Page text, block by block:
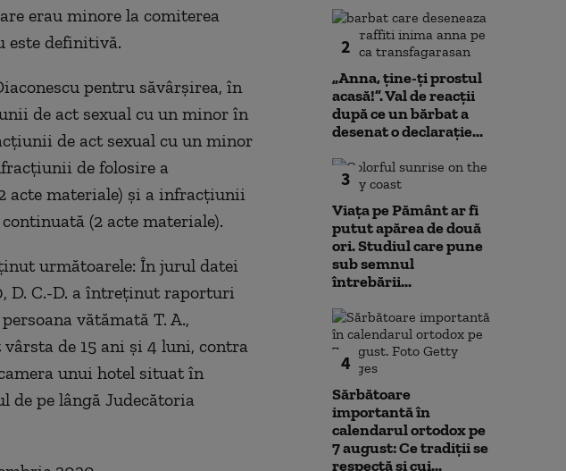
erau minore la comiterea
este definitivă.
pentru săvârşirea, în
de act sexual cu un minor în
de act sexual cu un minor
de folosire a
materiale) şi a infracţiunii
(2 acte materiale).
următoarele: În jurul datei
D. C.-D. a întreţinut raporturi
vătămată T. A.,
vârsta de 15 ani şi 4 luni, contra
unui hotel situat în
de pe lângă Judecătoria
2
„Anna, ţine-ţi prostul
acasă!”. Val de reacții
după ce un bărbat a
desenat o declarație...
3
Viața pe Pământ ar fi
putut apărea de două
ori. Studiul care pune
sub semnul
întrebării...
4
Sărbătoare
importantă în
calendarul ortodox pe
7 august: Ce tradiții se
respectă și cui...